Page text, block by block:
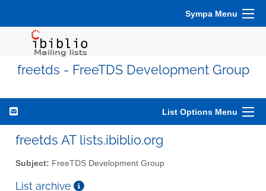
Sympa Menu
freetds - FreeTDS Development Group
List Options Menu
freetds AT lists.ibiblio.org
Subject: FreeTDS Development Group
List archive